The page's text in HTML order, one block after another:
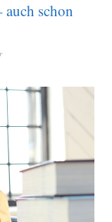
schon